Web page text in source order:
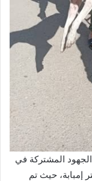
المشتركة في
كلبًا داخل شلتر إمبابة، حيث تم